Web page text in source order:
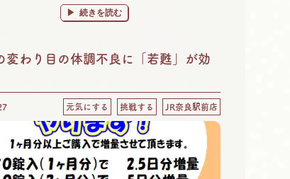
“眼には、ルテイン！ 「ひとみにルテイン」始めるな
続きを読む
変わり目の体調不良に「若甦」が効
元気にする 挑戦する JR奈良駅前店